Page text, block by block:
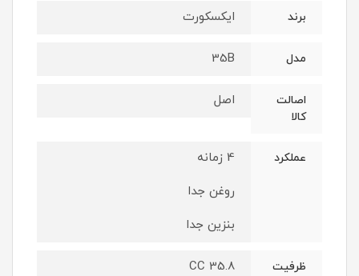
برند ایکسکورت
مدل 35B
اصالت
کالا
اصل
عملکرد
4 زمانه
روغن جدا
بنزین جدا
ظرفیت 35.8 CC